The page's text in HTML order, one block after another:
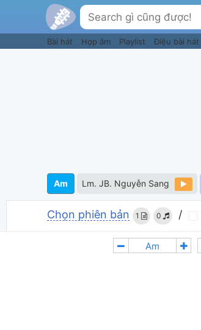
Bài hát Hợp âm Playlist Điệu bài hát
Am Lm. JB. Nguyễn Sang
Chọn phiên bản 1 0 /